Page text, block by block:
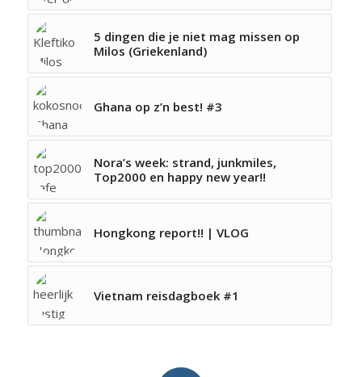
5 dingen die je niet mag missen op
Milos (Griekenland)
Ghana op z’n best! #3
Nora’s week: strand, junkmiles,
Top2000 en happy new year!!
Hongkong report!! | VLOG
Vietnam reisdagboek #1